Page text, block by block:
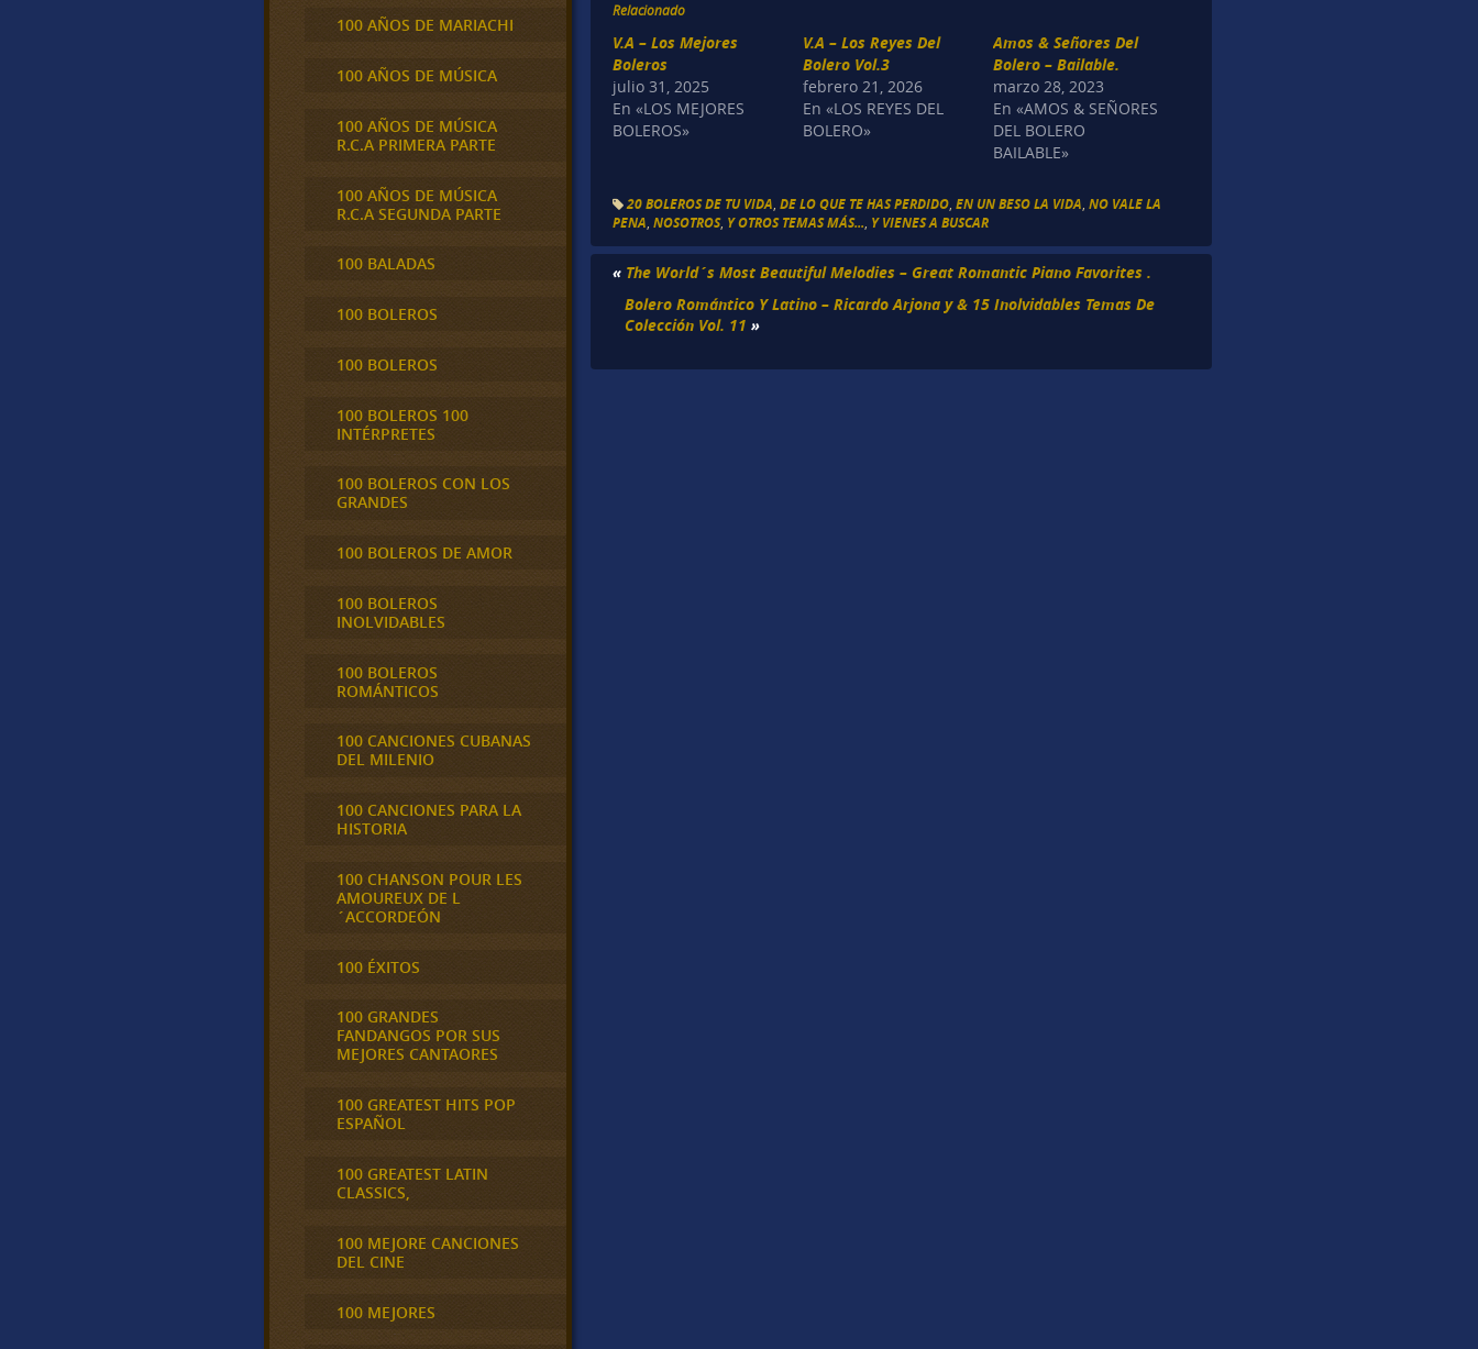
Relacionado
V.A – Los Mejores
Boleros
julio 31, 2025
En «LOS MEJORES
BOLEROS»
V.A – Los Reyes Del
Bolero Vol.3
febrero 21, 2026
En «LOS REYES DEL
BOLERO»
Amos & Señores Del
Bolero – Bailable.
marzo 28, 2023
En «AMOS & SEÑORES
DEL BOLERO
BAILABLE»
20 BOLEROS DE TU VIDA ,DE LO QUE TE HAS PERDIDO ,EN UN BESO LA VIDA ,NO VALE LA
PENA ,NOSOTROS, Y OTROS TEMAS MÁS... Y VIENES A BUSCAR
« The World´s Most Beautiful Melodies – Great Romantic Piano Favorites .
Bolero Romántico Y Latino – Ricardo Arjona y & 15 Inolvidables Temas De
Colección Vol. 11 »
100 AÑOS DE MARIACHI
100 AÑOS DE MÚSICA
100 AÑOS DE MÚSICA
R.C.A PRIMERA PARTE
100 AÑOS DE MÚSICA
R.C.A SEGUNDA PARTE
100 BALADAS
100 BOLEROS
100 BOLEROS
100 BOLEROS 100
INTÉRPRETES
100 BOLEROS CON LOS
GRANDES
100 BOLEROS DE AMOR
100 BOLEROS
INOLVIDABLES
100 BOLEROS
ROMÁNTICOS
100 CANCIONES CUBANAS
DEL MILENIO
100 CANCIONES PARA LA
HISTORIA
100 CHANSON POUR LES
AMOUREUX DE L
´ACCORDEÓN
100 ÉXITOS
100 GRANDES
FANDANGOS POR SUS
MEJORES CANTAORES
100 GREATEST HITS POP
ESPAÑOL
100 GREATEST LATIN
CLASSICS,
100 MEJORE CANCIONES
DEL CINE
100 MEJORES